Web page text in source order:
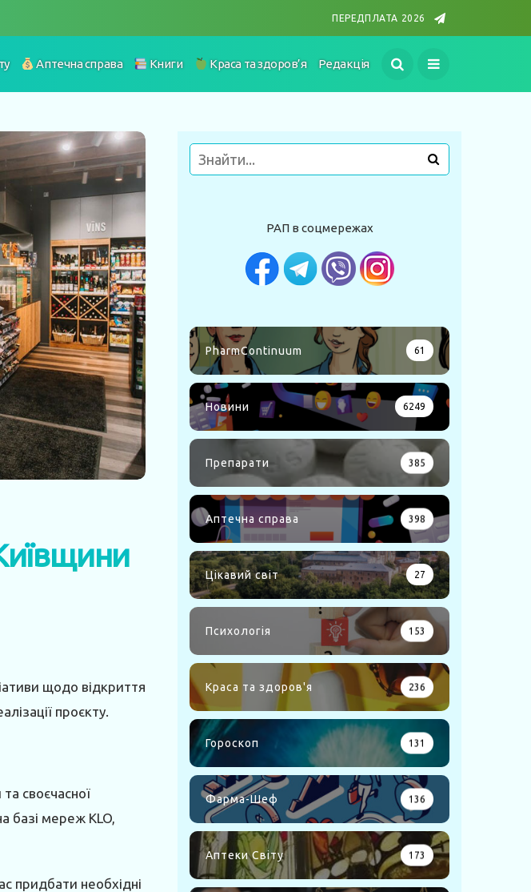
ПЕРЕДПЛАТА 2026
Аптечна справа Книги Краса та здоров’я Редакція
щодо відкриття
проєкту.
своєчасної
базі мереж KLO,
придбати необхідні
РАП в соцмережах
PharmContinuum 61
Новини 6249
Препарати 385
Аптечна справа 398
Цікавий світ 27
Психологія 153
Краса та здоров'я 236
Гороскоп 131
Фарма-Шеф 136
Аптеки Світу 173